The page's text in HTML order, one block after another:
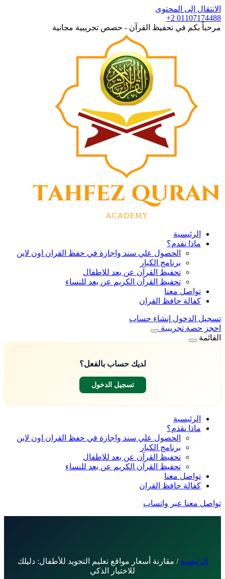
الانتقال إلى المحتوى
+2 01107174488
مرحباً بكم في تحفيظ القرآن - حصص تجريبية مجانية
الرئيسية
ماذا نقدم؟
الحصول علي سند واجازة في حفظ القران اون لاين
برنامج الكبار
تحفيظ القرآن عن بعد للاطفال
تحفيظ القرآن الكريم عن بعد للنساء
تواصل معنا
كفالة حافظ القران
تسجيل الدخول إنشاء حساب
احجز حصة تجريبية
القائمة
لديك حساب بالفعل؟
تسجيل الدخول
الرئيسية
ماذا نقدم؟
الحصول علي سند واجازة في حفظ القران اون لاين
برنامج الكبار
تحفيظ القرآن عن بعد للاطفال
تحفيظ القرآن الكريم عن بعد للنساء
تواصل معنا
كفالة حافظ القران
تواصل معنا عبر واتساب
الرئيسية / مقارنة أسعار مواقع تعليم التجويد للأطفال: دليلك
للاختيار الذكي